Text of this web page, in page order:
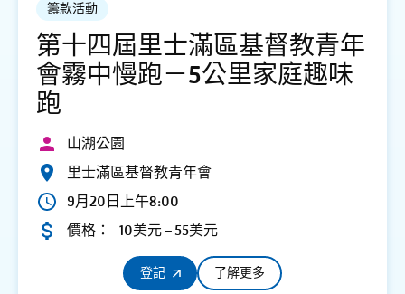
籌款活動
第十四屆里士滿區基督教青年
會霧中慢跑－5公里家庭趣味
跑
山湖公園
里士滿區基督教青年會
9月20日上午8:00
價格：
10美元 – 55美元
登記 了解更多